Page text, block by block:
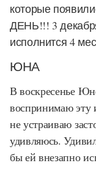
которые
ДЕНЬ!!! 3
исполнится 4
ЮНА
В воскресенье
воспринимаю эту
не устраиваю
удивляюсь.
бы ей внезапно